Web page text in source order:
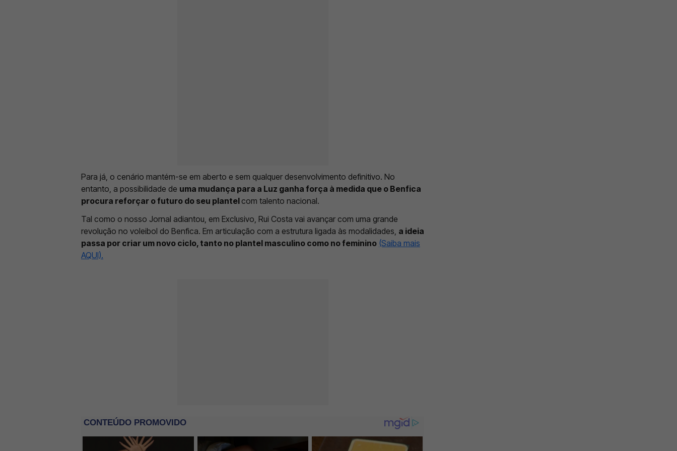
Para já, o cenário mantém-se em aberto e sem qualquer desenvolvimento definitivo. No
entanto, a possibilidade de uma mudança para a Luz ganha força à medida que o Benfica
procura reforçar o futuro do seu plantel com talento nacional.
Tal como o nosso Jornal adiantou, em Exclusivo, Rui Costa vai avançar com uma grande
revolução no voleibol do Benfica. Em articulação com a estrutura ligada às modalidades, a ideia
passa por criar um novo ciclo, tanto no plantel masculino como no feminino (Saiba mais
AQUI).